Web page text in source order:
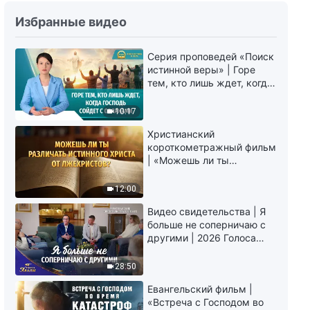
7:42
6:31
Божьи слова на каждый день:
Вхождение в жизнь | Отрывок
411
8:49
Божьи слова на каждый день:
Вхождение в жизнь | Отрывок
412
11:01
Божьи слова на каждый день:
Вхождение в жизнь | Отрывок
413
Избранные видео
10:17
Серия проповедей «Поиск
истинной веры» | Горе
тем, кто лишь ждет, когда
12:00
Христианский
короткометражный фильм
| «Можешь ли ты
28:50
Видео свидетельства | Я
больше не соперничаю с
другими | 2026 Голоса
Евангельский фильм |
«Встреча с Господом во